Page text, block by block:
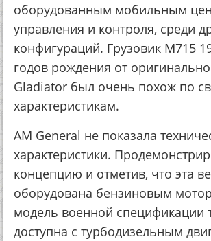
оборудованным мобильным
управления и контроля, среди
конфигураций. Грузовик M715
годов рождения от
Gladiator был очень похож по
характеристикам.
AM General не показала
характеристики.
концепцию и отметив, что эта
оборудована бензиновым
модель военной спецификации
доступна с турбодизельным